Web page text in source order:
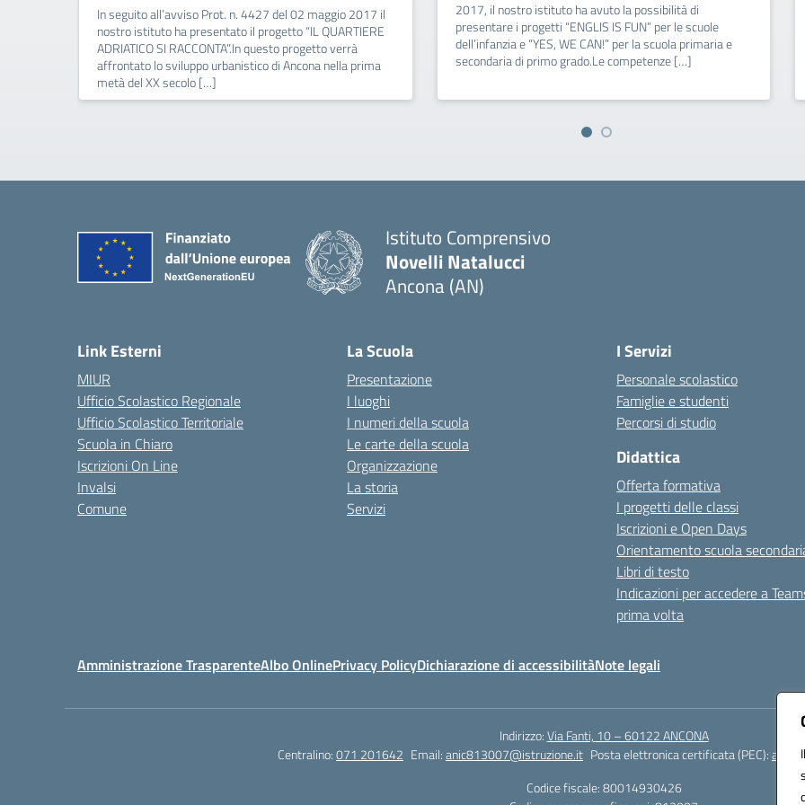
In seguito all’avviso Prot. n. 4427 del 02 maggio 2017 il
nostro istituto ha presentato il progetto “IL QUARTIERE
ADRIATICO SI RACCONTA”.In questo progetto verrà
affrontato lo sviluppo urbanistico di Ancona nella prima
metà del XX secolo […]
2017, il nostro istituto ha avuto la possibilità di
presentare i progetti “ENGLIS IS FUN” per le scuole
dell’infanzia e “YES, WE CAN!” per la scuola primaria e
secondaria di primo grado.Le competenze […]
Istituto Comprensivo
Novelli Natalucci
Ancona (AN)
Link Esterni
MIUR
Ufficio Scolastico Regionale
Ufficio Scolastico Territoriale
Scuola in Chiaro
Iscrizioni On Line
Invalsi
Comune
La Scuola
Presentazione
I luoghi
I numeri della scuola
Le carte della scuola
Organizzazione
La storia
Servizi
I Servizi
Personale scolastico
Famiglie e studenti
Percorsi di studio
Didattica
Offerta formativa
I progetti delle classi
Iscrizioni e Open Days
Orientamento scuola
Libri di testo
Indicazioni per accedere a
prima volta
Amministrazione TrasparenteAlbo OnlinePrivacy PolicyDichiarazione di accessibilitàNote legali
Indirizzo:Via Fanti, 10 – 60122 ANCONA
Centralino:071 201642 Email:anic813007@istruzione.it Posta elettronica certificata (PEC):
Codice fiscale: 80014930426